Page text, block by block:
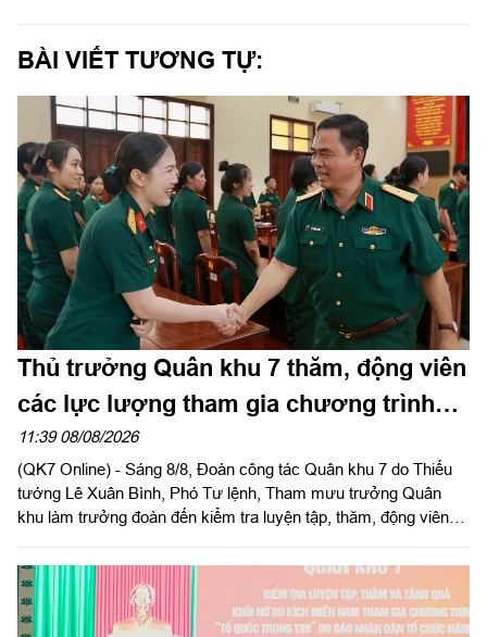
BÀI VIẾT TƯƠNG TỰ:
Thủ trưởng Quân khu 7 thăm, động viên
các lực lượng tham gia chương trình
“Tổ quốc trong tim”
11:39 08/08/2026
(QK7 Online) - Sáng 8/8, Đoàn công tác Quân khu 7 do Thiếu
tướng Lê Xuân Bình, Phó Tư lệnh, Tham mưu trưởng Quân
khu làm trưởng đoàn đến kiểm tra luyện tập, thăm, động viên
Nhân Dân tổ chức tại Sư đoàn 309 và Lữ đoàn 25.